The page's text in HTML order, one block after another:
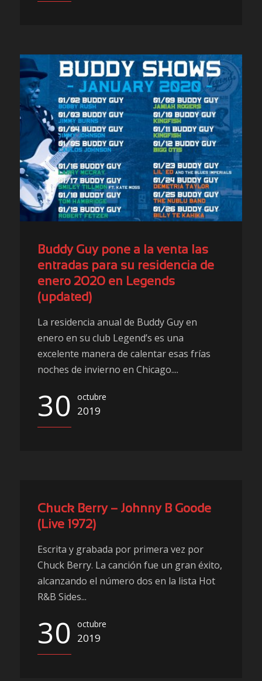
Buddy Guy pone a la venta las
entradas para su residencia de
enero 2020 en Legends
(updated)
La residencia anual de Buddy Guy en
enero en su club Legend’s es una
excelente manera de calentar esas frías
noches de invierno en Chicago....
30 octubre
2019
Chuck Berry – Johnny B Goode
(Live 1972)
Escrita y grabada por primera vez por
Chuck Berry. La canción fue un gran éxito,
alcanzando el número dos en la lista Hot
R&B Sides...
30 octubre
2019